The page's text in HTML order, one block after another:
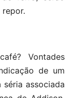
Vontades
de um
associada